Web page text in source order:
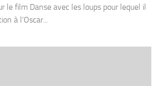
le film Danse avec les loups pour lequel il
à l’Oscar...